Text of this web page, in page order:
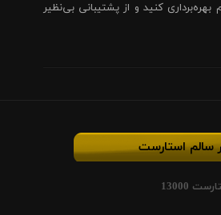
کنید و از پشتیبانی بی‌نظیر
سالم استارست
13000